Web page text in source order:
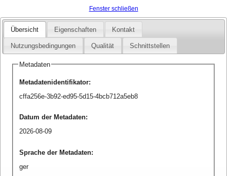
Fenster schließen
Übersicht Eigenschaften Kontakt
Nutzungsbedingungen Qualität Schnittstellen
Metadaten
Metadatenidentifikator:
cffa256e-3b92-ed95-5d15-4bcb712a5eb8
Datum der Metadaten:
2026-08-09
Sprache der Metadaten:
ger